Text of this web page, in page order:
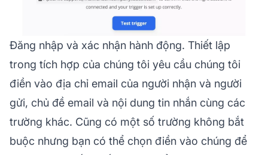
Đăng nhập và xác nhận hành động. Thiết lập
trong tích hợp của chúng tôi yêu cầu chúng tôi
điền vào địa chỉ email của người nhận và người
gửi, chủ đề email và nội dung tin nhắn cùng các
trường khác. Cũng có một số trường không bắt
buộc nhưng bạn có thể chọn điền vào chúng để